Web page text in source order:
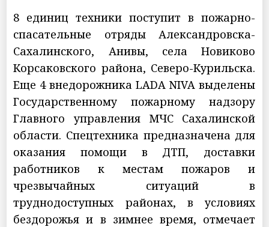
8 единиц техники поступит в пожарно-
спасательные отряды Александровска-
Сахалинского, Анивы, села Новиково
Корсаковского района, Северо-Курильска.
Еще 4 внедорожника LADA NIVA выделены
Государственному пожарному надзору
Главного управления МЧС Сахалинской
области. Спецтехника предназначена для
оказания помощи в ДТП, доставки
работников к местам пожаров и
чрезвычайных ситуаций в
труднодоступных районах, в условиях
бездорожья и в зимнее время, отмечает